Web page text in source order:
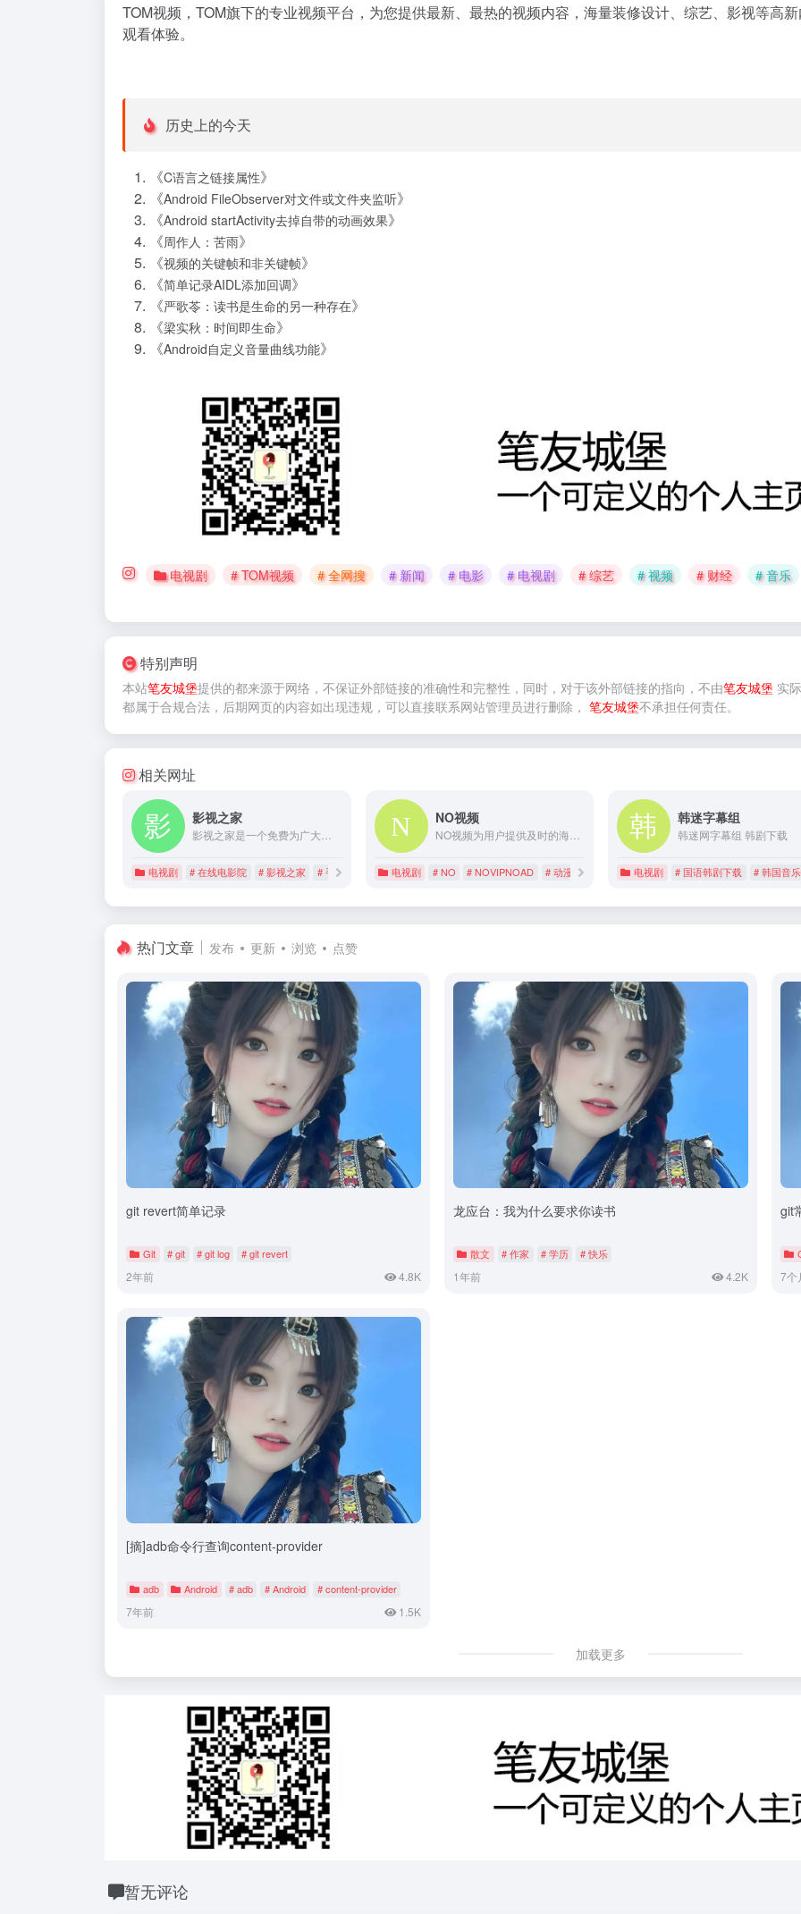
TOM视频，TOM旗下的专业视频平台，为您提供最新、最热的视频内容，海量装修设计、综艺、影视等高
观看体验。
历史上的今天
《C语言之链接属性》
《Android FileObserver对文件或文件夹监听》
《Android startActivity去掉自带的动画效果》
《周作人：苦雨》
《视频的关键帧和非关键帧》
《简单记录AIDL添加回调》
《严歌苓：读书是生命的另一种存在》
《梁实秋：时间即生命》
《Android自定义音量曲线功能》
电视剧 # TOM视频 # 全网搜 # 新闻 # 电影 # 电视剧 # 综艺 # 视频 # 财经 # 音乐
特别声明
本站笔友城堡提供的都来源于网络，不保证外部链接的准确性和完整性，同时，对于该外部链接的指向，不由笔友城堡 实
都属于合规合法，后期网页的内容如出现违规，可以直接联系网站管理员进行删除， 笔友城堡不承担任何责任。
相关网址
影视之家
电视剧 # 在线电影院 # 影视之家 # 手机看大片
NO视频
NO视频为用户提供及时的海外热门剧集在线观看，友好无广告，致力于最轻松的追剧体验。
电视剧 # NO # NOVIPNOAD # 动漫
韩迷字幕组
韩迷网字幕组 韩剧下载
电视剧 # 国语韩剧下载 # 韩国音
热门文章 发布 更新 浏览 点赞
git revert简单记录
Git # git # git log # git revert
2年前 4.8K
龙应台：我为什么要求你读书
散文 # 作家 # 学历 # 快乐
1年前 4.2K
git
7个
[摘]adb命令行查询content-provider
adb Android # adb # Android # content-provider
7年前 1.5K
加载更多
暂无评论